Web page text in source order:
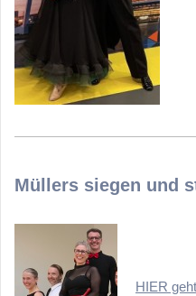
Müllers siegen und
HIER